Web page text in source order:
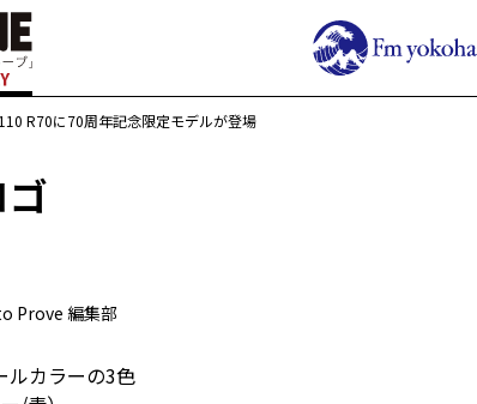
R70に70周年記念限定モデルが登場
Prove 編集部
ルカラーの3色